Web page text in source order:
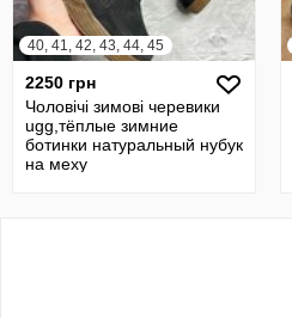
40, 41, 42, 43, 44, 45
2250 грн
Чоловічі зимові черевики
ugg,тёплые зимние
ботинки натуральный нубук
на меху